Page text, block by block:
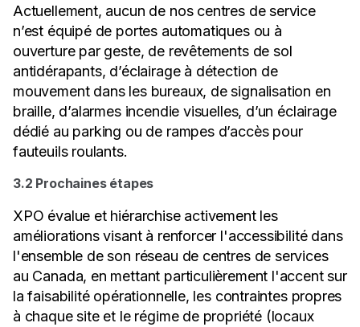
Actuellement, aucun de nos centres de service
n’est équipé de portes automatiques ou à
ouverture par geste, de revêtements de sol
antidérapants, d’éclairage à détection de
mouvement dans les bureaux, de signalisation en
braille, d’alarmes incendie visuelles, d’un éclairage
dédié au parking ou de rampes d’accès pour
fauteuils roulants.
3.2 Prochaines étapes
XPO évalue et hiérarchise activement les
améliorations visant à renforcer l'accessibilité dans
l'ensemble de son réseau de centres de services
au Canada, en mettant particulièrement l'accent sur
la faisabilité opérationnelle, les contraintes propres
à chaque site et le régime de propriété (locaux